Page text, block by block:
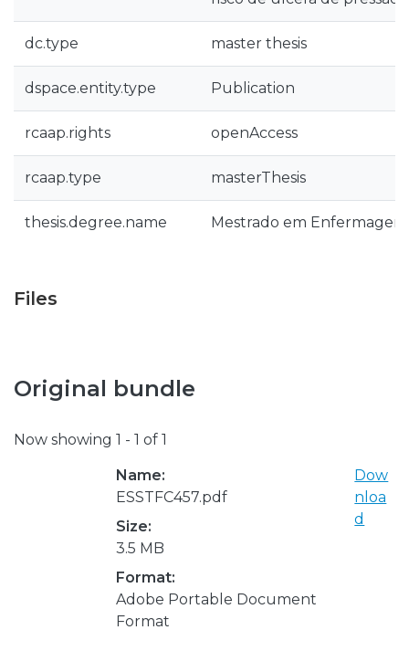
dc.type master thesis
dspace.entity.type Publication
rcaap.rights openAccess
rcaap.type masterThesis
thesis.degree.name Mestrado em Enfermagem
Files
Original bundle
Now showing 1 - 1 of 1
Name:
ESSTFC457.pdf
Size:
3.5 MB
Format:
Adobe Portable Document
Format
Dow
nloa
d